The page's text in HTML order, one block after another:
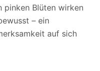
pinken Blüten wirken
– ein
auf sich